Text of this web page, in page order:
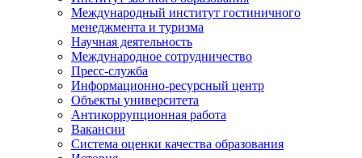
Международный институт гостиничного
менеджмента и туризма
Научная деятельность
Международное сотрудничество
Пресс-служба
Информационно-ресурсный центр
Объекты университета
Антикоррупционная работа
Вакансии
Система оценки качества образования